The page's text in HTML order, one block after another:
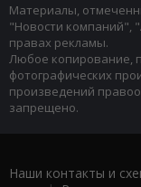
Материалы,
"Новости компаний",
правах рекламы.
Любое копирование,
фотографических
произведений
запрещено.
Наши контакты и